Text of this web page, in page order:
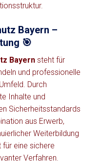
Bayern –
🎯
Bayern steht für
und professionelle
Durch
Inhalte und
Sicherheitsstandards
aus Erwerb,
Weiterbildung
eine sichere
Verfahren.